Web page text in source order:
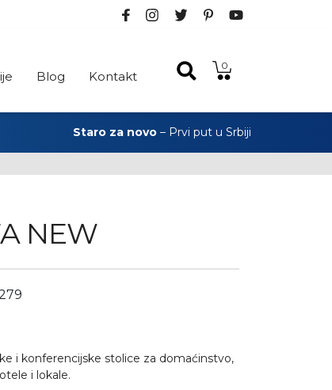
Blog Kontakt
0
Staro za novo– Prvi put u Srbiji
NEW
i konferencijske stolice za domaćinstvo,
i lokale.